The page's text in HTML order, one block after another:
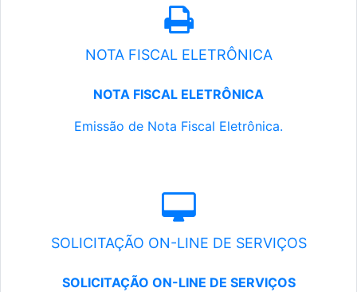
NOTA FISCAL ELETRÔNICA
NOTA FISCAL ELETRÔNICA
Emissão de Nota Fiscal Eletrônica.
SOLICITAÇÃO ON-LINE DE SERVIÇOS
SOLICITAÇÃO ON-LINE DE SERVIÇOS